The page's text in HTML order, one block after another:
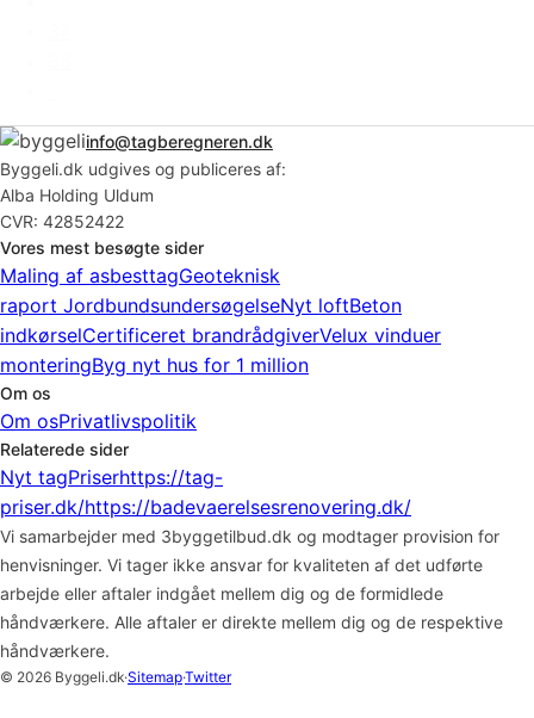
info@tagberegneren.dk
Byggeli.dk udgives og publiceres af:
Alba Holding Uldum
CVR: 42852422
Vores mest besøgte sider
Maling af asbesttagGeoteknisk
raport JordbundsundersøgelseNyt loftBeton
indkørselCertificeret brandrådgiverVelux vinduer
monteringByg nyt hus for 1 million
Om os
Om osPrivatlivspolitik
Relaterede sider
Nyt tagPriserhttps://tag-
priser.dk/https://badevaerelsesrenovering.dk/
Vi samarbejder med 3byggetilbud.dk og modtager provision for
henvisninger. Vi tager ikke ansvar for kvaliteten af det udførte
arbejde eller aftaler indgået mellem dig og de formidlede
håndværkere. Alle aftaler er direkte mellem dig og de respektive
håndværkere.
© 2026 Byggeli.dk·Sitemap·Twitter